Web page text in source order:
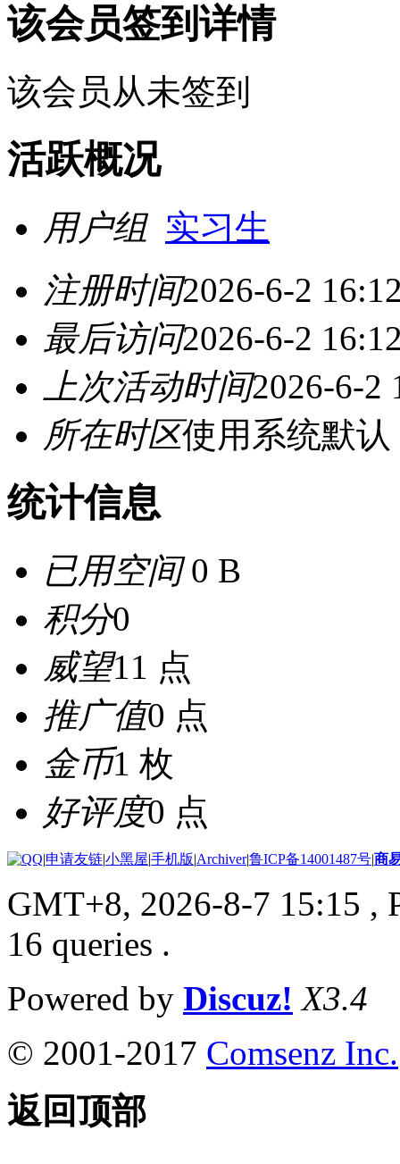
该会员签到详情
该会员从未签到
活跃概况
用户组 实习生
注册时间2026-6-2
最后访问2026-6-2
上次活动时间2026-6-2
所在时区使用系统默认
统计信息
已用空间0 B
积分0
威望11 点
推广值0 点
金币1 枚
好评度0 点
|申请友链|小黑屋|手机版|Archiver|鲁ICP备14001487号|商
GMT+8, 2026-8-7 15:15 ,
16 queries .
Powered by Discuz! X3.4
© 2001-2017 Comsenz Inc.
返回顶部